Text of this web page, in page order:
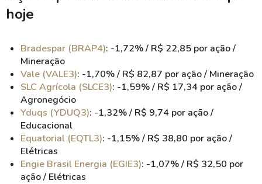
hoje
Bradespar (BRAP4): -1,72% / R$ 22,85 por ação /
Mineração
Vale (VALE3): -1,70% / R$ 82,87 por ação / Mineração
SLC Agrícola (SLCE3): -1,59% / R$ 17,34 por ação /
Agronegócio
Yduqs (YDUQ3): -1,32% / R$ 9,74 por ação /
Educacional
Equatorial (EQTL3): -1,15% / R$ 38,80 por ação /
Elétricas
Engie Brasil Energia (EGIE3): -1,07% / R$ 32,50 por
ação / Elétricas